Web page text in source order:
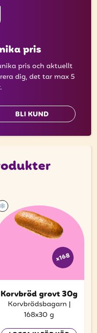
pris
pris och aktuellt
dig, det tar max 5
BLI KUND
x168
Korvbröd grovt 30g
Korvbrödsbagarn |
168x30 g